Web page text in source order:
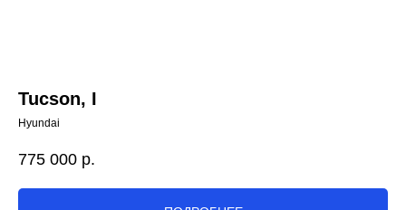
Tucson, I
Hyundai
775 000 р.